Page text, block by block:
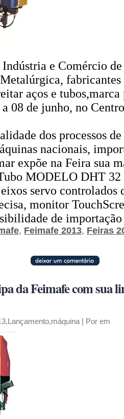
e Comércio
fabricantes
aços e tubos,marca
08 de junho, no
dos processos
nacionais,
expõe na Feira sua
MODELO DHT 32
servo controlados
monitor
de
, Feimafe 2013, Feiras
da Feimafe com sua
,Lançamento,máquina | Por em